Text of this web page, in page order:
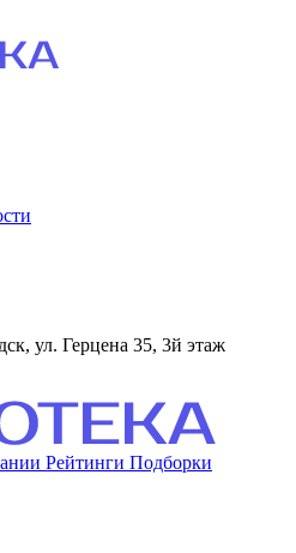
ул. Герцена 35, 3й этаж
Рейтинги Подборки